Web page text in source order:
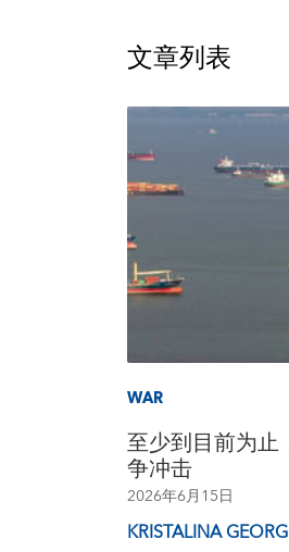
文章列表
WAR
至少到目前为
争冲击
2026年6月15日
KRISTALINA